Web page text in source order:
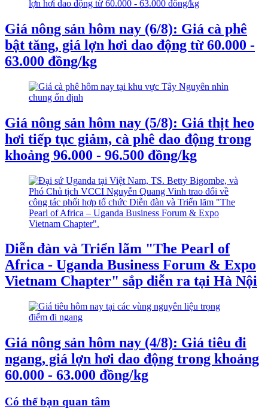
Giá nông sản hôm nay (6/8): Giá cà phê
bật tăng, giá lợn hơi dao động từ 60.000 -
63.000 đồng/kg
Giá nông sản hôm nay (5/8): Giá thịt heo
hơi tiếp tục giảm, cà phê dao động trong
khoảng 96.000 - 96.500 đồng/kg
Diễn đàn và Triển lãm "The Pearl of
Africa - Uganda Business Forum & Expo
Vietnam Chapter" sắp diễn ra tại Hà Nội
Giá nông sản hôm nay (4/8): Giá tiêu đi
ngang, giá lợn hơi dao động trong khoảng
60.000 - 63.000 đồng/kg
Có thể bạn quan tâm